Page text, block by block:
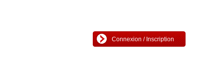
Connexion / Inscription